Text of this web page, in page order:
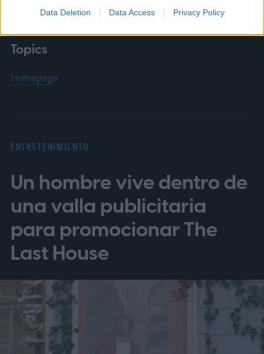
Data Deletion Data Access Privacy Policy
Topics
Homepage
ENTRETENIMIENTO
Un hombre vive dentro de
una valla publicitaria
para promocionar The
Last House